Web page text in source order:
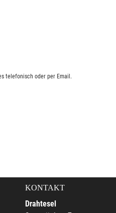
telefonisch oder per Email.
KONTAKT
Drahtesel